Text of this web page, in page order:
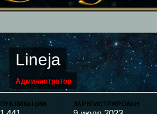
Lineja
Администратор
ПУБЛИКАЦИИ ЗАРЕГИСТРИРОВАН